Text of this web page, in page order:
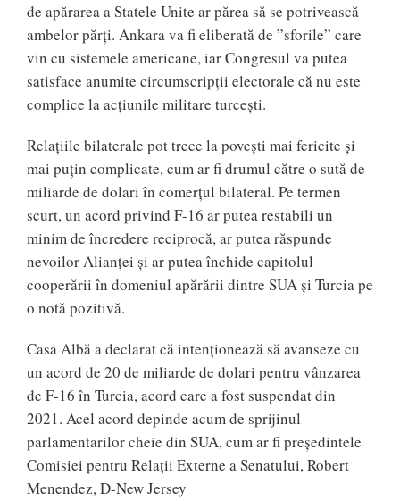
de apărarea a Statele Unite ar părea să se potrivească
ambelor părți. Ankara va fi eliberată de ”sforile” care
vin cu sistemele americane, iar Congresul va putea
satisface anumite circumscripții electorale că nu este
complice la acțiunile militare turcești.
Relațiile bilaterale pot trece la povești mai fericite și
mai puțin complicate, cum ar fi drumul către o sută de
miliarde de dolari în comerțul bilateral. Pe termen
scurt, un acord privind F-16 ar putea restabili un
minim de încredere reciprocă, ar putea răspunde
nevoilor Alianței și ar putea închide capitolul
cooperării în domeniul apărării dintre SUA și Turcia pe
o notă pozitivă.
Casa Albă a declarat că intenționează să avanseze cu
un acord de 20 de miliarde de dolari pentru vânzarea
de F-16 în Turcia, acord care a fost suspendat din
2021. Acel acord depinde acum de sprijinul
parlamentarilor cheie din SUA, cum ar fi președintele
Comisiei pentru Relații Externe a Senatului, Robert
Menendez, D-New Jersey